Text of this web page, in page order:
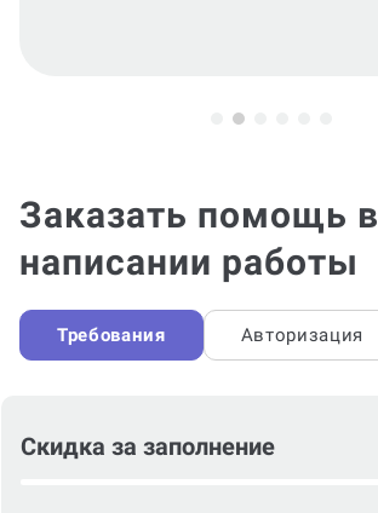
Заказать помощь в
написании работы
Требования Авторизация
Скидка за заполнение